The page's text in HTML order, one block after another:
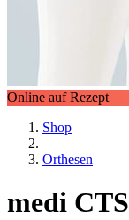
Online auf Rezept
Shop
Orthesen
medi CTS